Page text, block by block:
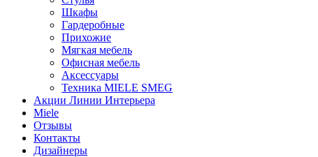
Шкафы
Гардеробные
Прихожие
Мягкая мебель
Офисная мебель
Аксессуары
Техника MIELE SMEG
Акции Линии Интерьера
Miele
Отзывы
Контакты
Дизайнеры